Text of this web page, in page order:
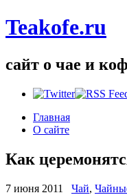
Teakofe.ru
сайт о чае и
Главная
О сайте
Как
7 июня 2011 Чай,